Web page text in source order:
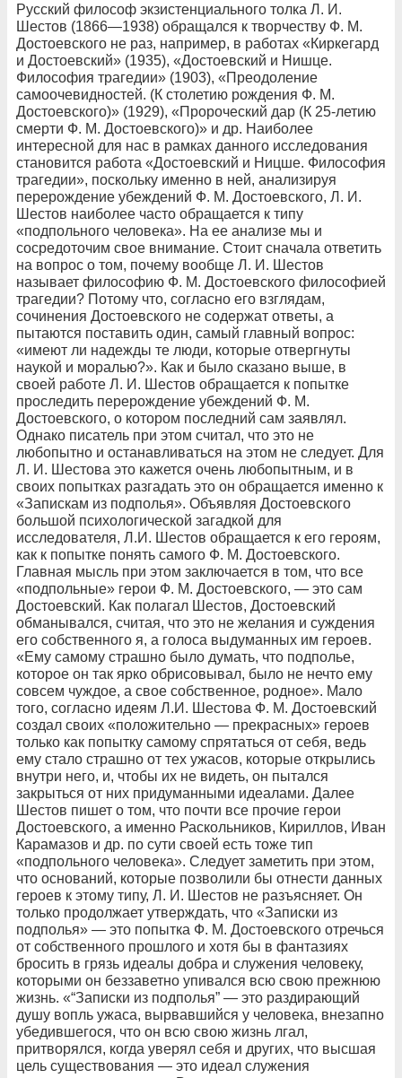
Русский философ экзистенциального толка Л. И.
Шестов (1866—1938) обращался к творчеству Ф. М.
Достоевского не раз, например, в работах «Киркегард
и Достоевский» (1935), «Достоевский и Нишце.
Философия трагедии» (1903), «Преодоление
самоочевидностей. (К столетию рождения Ф. М.
Достоевского)» (1929), «Пророческий дар (К 25-летию
смерти Ф. М. Достоевского)» и др. Наиболее
интересной для нас в рамках данного исследования
становится работа «Достоевский и Ницше. Философия
трагедии», поскольку именно в ней, анализируя
перерождение убеждений Ф. М. Достоевского, Л. И.
Шестов наиболее часто обращается к типу
«подпольного человека». На ее анализе мы и
сосредоточим свое внимание. Стоит сначала ответить
на вопрос о том, почему вообще Л. И. Шестов
называет философию Ф. М. Достоевского философией
трагедии? Потому что, согласно его взглядам,
сочинения Достоевского не содержат ответы, а
пытаются поставить один, самый главный вопрос:
«имеют ли надежды те люди, которые отвергнуты
наукой и моралью?». Как и было сказано выше, в
своей работе Л. И. Шестов обращается к попытке
проследить перерождение убеждений Ф. М.
Достоевского, о котором последний сам заявлял.
Однако писатель при этом считал, что это не
любопытно и останавливаться на этом не следует. Для
Л. И. Шестова это кажется очень любопытным, и в
своих попытках разгадать это он обращается именно к
«Запискам из подполья». Объявляя Достоевского
большой психологической загадкой для
исследователя, Л.И. Шестов обращается к его героям,
как к попытке понять самого Ф. М. Достоевского.
Главная мысль при этом заключается в том, что все
«подпольные» герои Ф. М. Достоевского, — это сам
Достоевский. Как полагал Шестов, Достоевский
обманывался, считая, что это не желания и суждения
его собственного я, а голоса выдуманных им героев.
«Ему самому страшно было думать, что подполье,
которое он так ярко обрисовывал, было не нечто ему
совсем чуждое, а свое собственное, родное». Мало
того, согласно идеям Л.И. Шестова Ф. М. Достоевский
создал своих «положительно — прекрасных» героев
только как попытку самому спрятаться от себя, ведь
ему стало страшно от тех ужасов, которые открылись
внутри него, и, чтобы их не видеть, он пытался
закрыться от них придуманными идеалами. Далее
Шестов пишет о том, что почти все прочие герои
Достоевского, а именно Раскольников, Кириллов, Иван
Карамазов и др. по сути своей есть тоже тип
«подпольного человека». Следует заметить при этом,
что оснований, которые позволили бы отнести данных
героев к этому типу, Л. И. Шестов не разъясняет. Он
только продолжает утверждать, что «Записки из
подполья» — это попытка Ф. М. Достоевского отречься
от собственного прошлого и хотя бы в фантазиях
бросить в грязь идеалы добра и служения человеку,
которыми он беззаветно упивался всю свою прежнюю
жизнь. «“Записки из подполья” — это раздирающий
душу вопль ужаса, вырвавшийся у человека, внезапно
убедившегося, что он всю свою жизнь лгал,
притворялся, когда уверял себя и других, что высшая
цель существования — это идеал служения